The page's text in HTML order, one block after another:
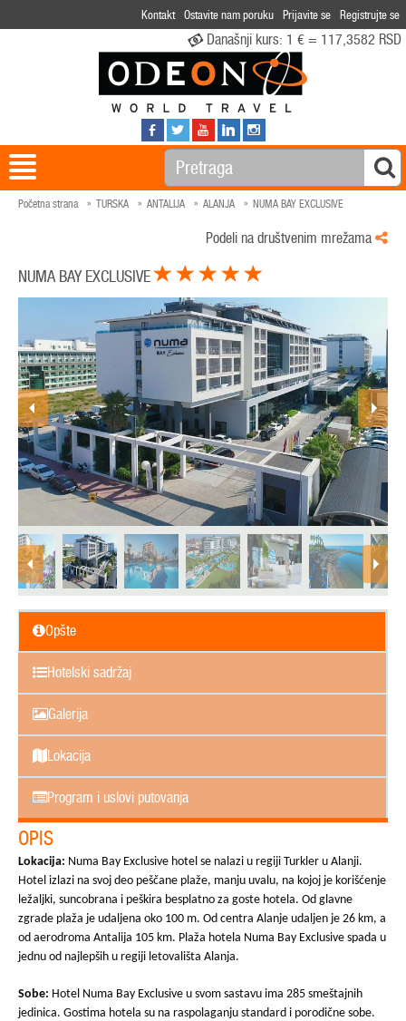
Kontakt Ostavite nam poruku Prijavite se Registrujte se
Današnji kurs: 1 € = 117,3582 RSD
Početna strana TURSKA ANTALIJA ALANJA NUMA BAY EXCLUSIVE
Podeli na društvenim mrežama
NUMA BAY EXCLUSIVE
Opšte
Hotelski sadržaj
Galerija
Lokacija
Program i uslovi putovanja
OPIS
Lokacija: Numa Bay Exclusive hotel se nalazi u regiji Turkler u Alanji.
Hotel izlazi na svoj deo peščane plaže, manju uvalu, na kojoj je korišćenje
ležaljki, suncobrana i peškira besplatno za goste hotela. Od glavne
zgrade plaža je udaljena oko 100 m. Od centra Alanje udaljen je 26 km, a
od aerodroma Antalija 105 km. Plaža hotela Numa Bay Exclusive spada u
jednu od najlepših u regiji letovališta Alanja.
Sobe: Hotel Numa Bay Exclusive u svom sastavu ima 285 smeštajnih
jedinica. Gostima hotela su na raspolaganju standard i porodične sobe.